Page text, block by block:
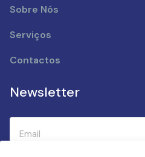
Sobre Nós
Serviços
Contactos
Newsletter